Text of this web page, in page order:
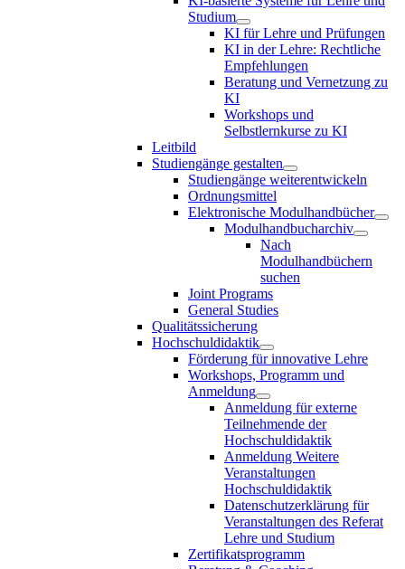
Studium
KI für Lehre und Prüfungen
KI in der Lehre: Rechtliche
Empfehlungen
Beratung und Vernetzung zu
KI
Workshops und
Selbstlernkurse zu KI
Leitbild
Studiengänge gestalten
Studiengänge weiterentwickeln
Ordnungsmittel
Elektronische Modulhandbücher
Modulhandbucharchiv
Nach
Modulhandbüchern
suchen
Joint Programs
General Studies
Qualitätssicherung
Hochschuldidaktik
Förderung für innovative Lehre
Workshops, Programm und
Anmeldung
Anmeldung für externe
Teilnehmende der
Hochschuldidaktik
Anmeldung Weitere
Veranstaltungen
Hochschuldidaktik
Datenschutzerklärung für
Veranstaltungen des Referat
Lehre und Studium
Zertifikatsprogramm